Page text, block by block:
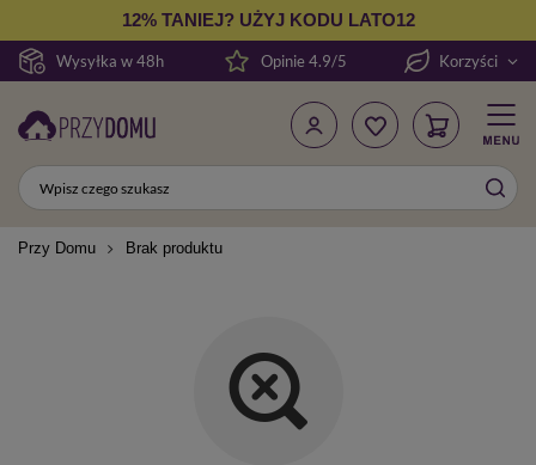
Wysyłka w 48h
12% TANIEJ? UŻYJ KODU LATO12
Opinie 4.9/5 Korzyści
Przy Domu Brak produktu